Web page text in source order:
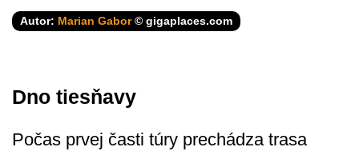
Autor: Marian Gabor© gigaplaces.com
Dno tiesňavy
Počas prvej časti túry prechádza trasa